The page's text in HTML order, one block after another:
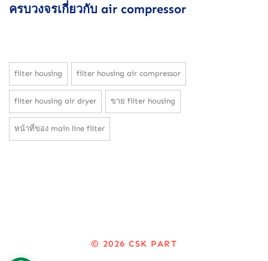
ครบวงจรเกี่ยวกับ air compressor
filter housing filter housing air compressor
filter housing air dryer ขาย filter housing
หน้าที่ของ main line filter
© 2026CSK PART